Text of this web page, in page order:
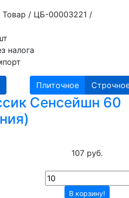
Товар / ЦБ-00003221 /
налога
Плиточное
Сенсейшн 60
107 руб.
В корзину!